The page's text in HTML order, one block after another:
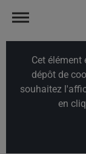
Cet
dépôt de
souhaitez
en